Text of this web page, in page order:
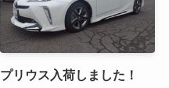
プリウス入荷しました！